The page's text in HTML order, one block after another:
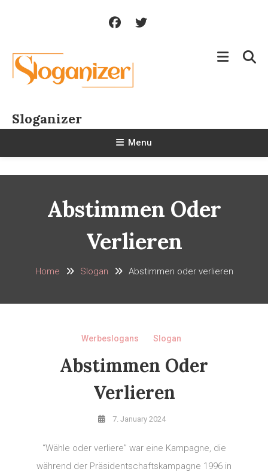
Sloganizer
Menu
Abstimmen Oder
Verlieren
Home Slogan Abstimmen oder verlieren
Werbeslogans Slogan
Abstimmen Oder
Verlieren
7. January 2024
“Wähle oder verliere” war eine Kampagne, die
während der Präsidentschaftskampagne 1996 in